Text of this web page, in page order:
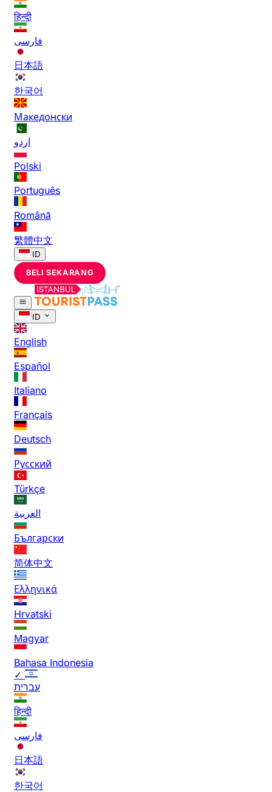
हिन्दी
فارسی
日本語
한국어
Македонски
اردو
Polski
Português
Română
繁體中文
ID
BELI SEKARANG
ID
English
Español
Italiano
Français
Deutsch
Русский
Türkçe
العربية
Български
简体中文
Ελληνικά
Hrvatski
Magyar
Bahasa Indonesia
✓
עברית
हिन्दी
فارسی
日本語
한국어